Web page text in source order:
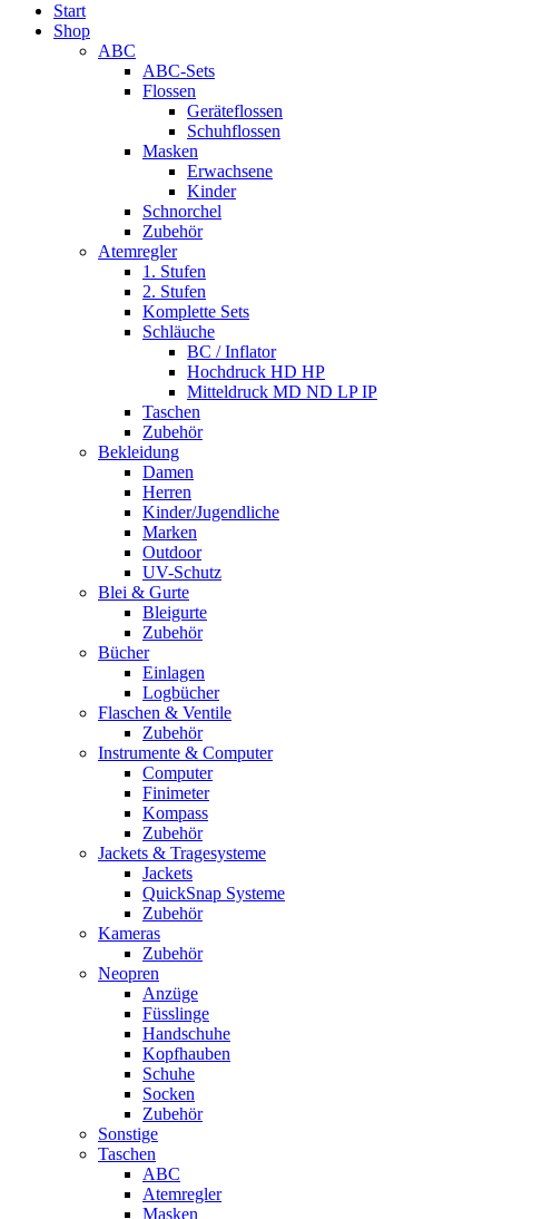
Start
Shop
ABC
ABC-Sets
Flossen
Geräteflossen
Schuhflossen
Masken
Erwachsene
Kinder
Schnorchel
Zubehör
Atemregler
1. Stufen
2. Stufen
Komplette Sets
Schläuche
BC / Inflator
Hochdruck HD HP
Mitteldruck MD ND LP IP
Taschen
Zubehör
Bekleidung
Damen
Herren
Kinder/Jugendliche
Marken
Outdoor
UV-Schutz
Blei & Gurte
Bleigurte
Zubehör
Bücher
Einlagen
Logbücher
Flaschen & Ventile
Zubehör
Instrumente & Computer
Computer
Finimeter
Kompass
Zubehör
Jackets & Tragesysteme
Jackets
QuickSnap Systeme
Zubehör
Kameras
Zubehör
Neopren
Anzüge
Füsslinge
Handschuhe
Kopfhauben
Schuhe
Socken
Zubehör
Sonstige
Taschen
ABC
Atemregler
Masken